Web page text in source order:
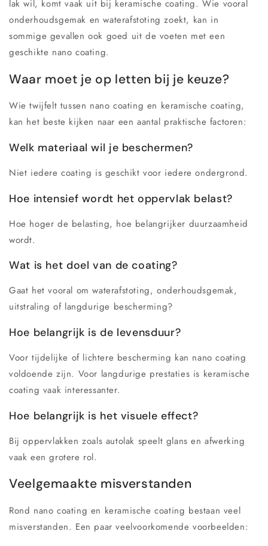
lak wil, komt vaak uit bij keramische coating. Wie vooral
onderhoudsgemak en waterafstoting zoekt, kan in
sommige gevallen ook goed uit de voeten met een
geschikte nano coating.
Waar moet je op letten bij je keuze?
Wie twijfelt tussen nano coating en keramische coating,
kan het beste kijken naar een aantal praktische factoren:
Welk materiaal wil je beschermen?
Niet iedere coating is geschikt voor iedere ondergrond.
Hoe intensief wordt het oppervlak belast?
Hoe hoger de belasting, hoe belangrijker duurzaamheid
wordt.
Wat is het doel van de coating?
Gaat het vooral om waterafstoting, onderhoudsgemak,
uitstraling of langdurige bescherming?
Hoe belangrijk is de levensduur?
Voor tijdelijke of lichtere bescherming kan nano coating
voldoende zijn. Voor langdurige prestaties is keramische
coating vaak interessanter.
Hoe belangrijk is het visuele effect?
Bij oppervlakken zoals autolak speelt glans en afwerking
vaak een grotere rol.
Veelgemaakte misverstanden
Rond nano coating en keramische coating bestaan veel
misverstanden. Een paar veelvoorkomende voorbeelden: